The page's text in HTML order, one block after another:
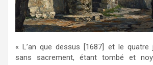
k
« L’an que dessus [1687] et le quatre
sans sacrement, étant tombé et